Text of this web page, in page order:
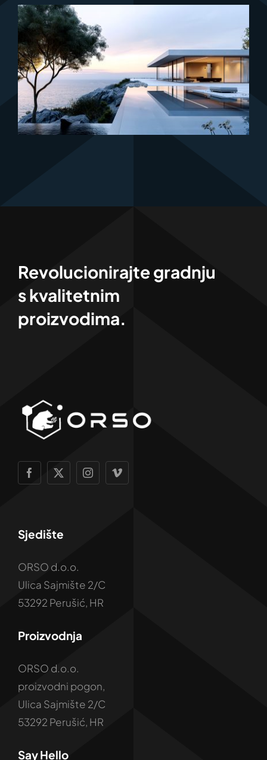
s kvalitetnim
proizvodima.
ORSO d.o.o.
53292 Perušić, HR
Proizvodnja
ORSO d.o.o.
Ulica Sajmište 2/C
53292 Perušić, HR
Say Hello